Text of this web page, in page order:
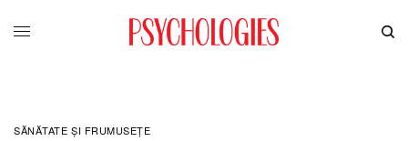
SĂNĂTATE ŞI FRUMUSEȚE